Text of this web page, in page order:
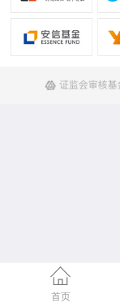
首页